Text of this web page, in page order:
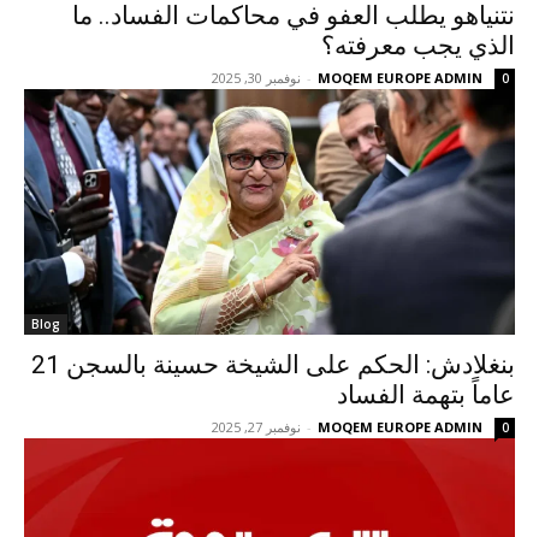
نتنياهو يطلب العفو في محاكمات الفساد.. ما
الذي يجب معرفته؟
MOQEM EUROPE ADMIN
- نوفمبر 30, 2025 0
Blog
بنغلادش: الحكم على الشيخة حسينة بالسجن 21
عاماً بتهمة الفساد
MOQEM EUROPE ADMIN
- نوفمبر 27, 2025 0